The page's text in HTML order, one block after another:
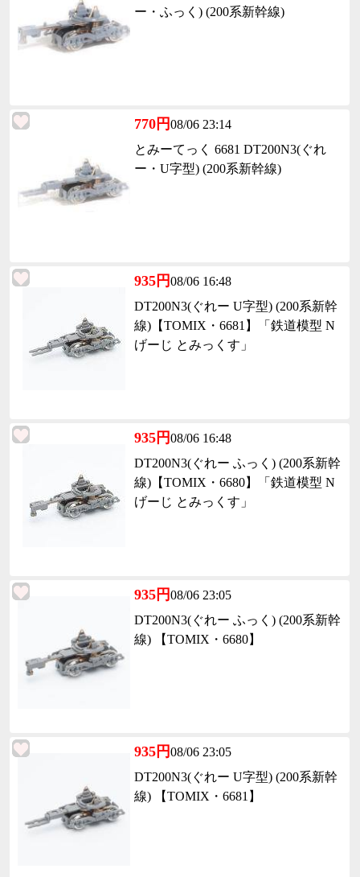
ー・ふっく) (200系新幹線)
770円08/06 23:14
とみーてっく 6681 DT200N3(ぐれ
ー・U字型) (200系新幹線)
935円08/06 16:48
DT200N3(ぐれー U字型) (200系新幹
線)【TOMIX・6681】「鉄道模型 N
げーじ とみっくす」
935円08/06 16:48
DT200N3(ぐれー ふっく) (200系新幹
線)【TOMIX・6680】「鉄道模型 N
げーじ とみっくす」
935円08/06 23:05
DT200N3(ぐれー ふっく) (200系新幹
線) 【TOMIX・6680】
935円08/06 23:05
DT200N3(ぐれー U字型) (200系新幹
線) 【TOMIX・6681】